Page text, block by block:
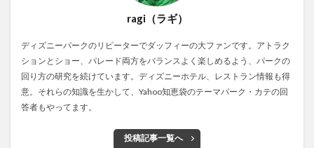
ragi（ラギ）
ディズニーパークのリピーターでダッフィーの大ファンです。アトラク
ションとショー、パレード両方をバランスよく楽しめるよう、パークの
回り方の研究を続けています。ディズニーホテル、レストラン情報も得
意。それらの知識を生かして、Yahoo知恵袋のテーマパーク・カテの回
答者もやってます。
投稿記事一覧へ